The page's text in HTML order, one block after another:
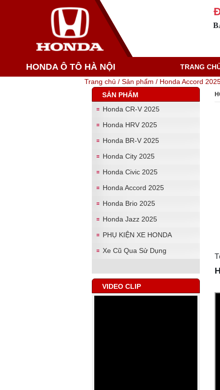
HONDA Ô TÔ HÀ NỘI TRANG
Trang chủ / Sản phẩm / Honda Accord
SẢN PHẨM
Honda CR-V 2025
Honda HRV 2025
Honda BR-V 2025
Honda City 2025
Honda Civic 2025
Honda Accord 2025
Honda Brio 2025
Honda Jazz 2025
PHỤ KIỆN XE HONDA
Xe Cũ Qua Sử Dụng
VIDEO CLIP